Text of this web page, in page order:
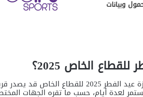
وبيانات
الخاص 2025؟
وفقًا للسنوات السابقة، فإن قرار اجازة عيد